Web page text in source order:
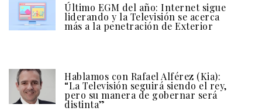
Último EGM del año: Internet sigue
liderando y la Televisión se acerca
más a la penetración de Exterior
Hablamos con Rafael Alférez (Kia):
“La Televisión seguirá siendo el rey,
pero su manera de gobernar será
distinta”